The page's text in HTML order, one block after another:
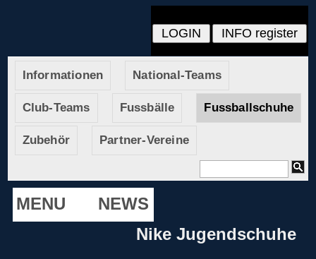
Informationen National-Teams
Club-Teams Fussbälle Fussballschuhe
Zubehör Partner-Vereine
MENU
NEWS
Nike Jugendschuhe